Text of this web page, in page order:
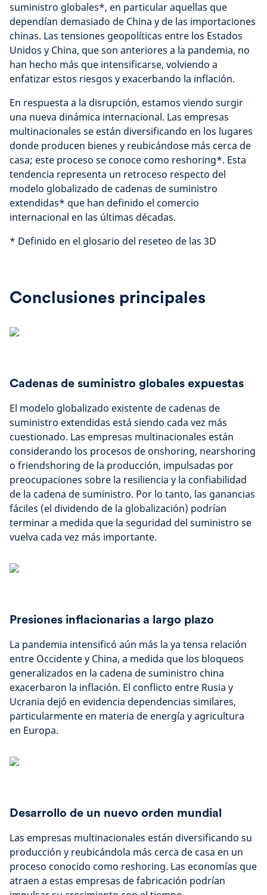
suministro globales*, en particular aquellas que
dependían demasiado de China y de las importaciones
chinas. Las tensiones geopolíticas entre los Estados
Unidos y China, que son anteriores a la pandemia, no
han hecho más que intensificarse, volviendo a
enfatizar estos riesgos y exacerbando la inflación.
En respuesta a la disrupción, estamos viendo surgir
una nueva dinámica internacional. Las empresas
multinacionales se están diversificando en los lugares
donde producen bienes y reubicándose más cerca de
casa; este proceso se conoce como reshoring*. Esta
tendencia representa un retroceso respecto del
modelo globalizado de cadenas de suministro
extendidas* que han definido el comercio
internacional en las últimas décadas.
* Definido en el glosario del reseteo de las 3D
Conclusiones principales
Cadenas de suministro globales expuestas
El modelo globalizado existente de cadenas de
suministro extendidas está siendo cada vez más
cuestionado. Las empresas multinacionales están
considerando los procesos de onshoring, nearshoring
o friendshoring de la producción, impulsadas por
preocupaciones sobre la resiliencia y la confiabilidad
de la cadena de suministro. Por lo tanto, las ganancias
fáciles (el dividendo de la globalización) podrían
terminar a medida que la seguridad del suministro se
vuelva cada vez más importante.
Presiones inflacionarias a largo plazo
La pandemia intensificó aún más la ya tensa relación
entre Occidente y China, a medida que los bloqueos
generalizados en la cadena de suministro china
exacerbaron la inflación. El conflicto entre Rusia y
Ucrania dejó en evidencia dependencias similares,
particularmente en materia de energía y agricultura
en Europa.
Desarrollo de un nuevo orden mundial
Las empresas multinacionales están diversificando su
producción y reubicándola más cerca de casa en un
proceso conocido como reshoring. Las economías que
atraen a estas empresas de fabricación podrían